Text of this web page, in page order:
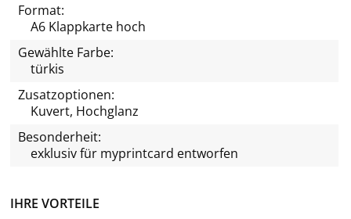
IHRE VORTEILE
Format:
A6 Klappkarte hoch
Gewählte Farbe:
türkis
Zusatzoptionen:
Kuvert, Hochglanz
Besonderheit:
exklusiv für myprintcard entworfen